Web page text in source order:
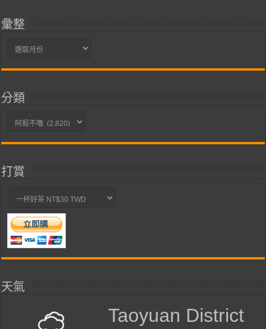
彙整
彙
分類
分
打賞
天氣
Taoyuan District